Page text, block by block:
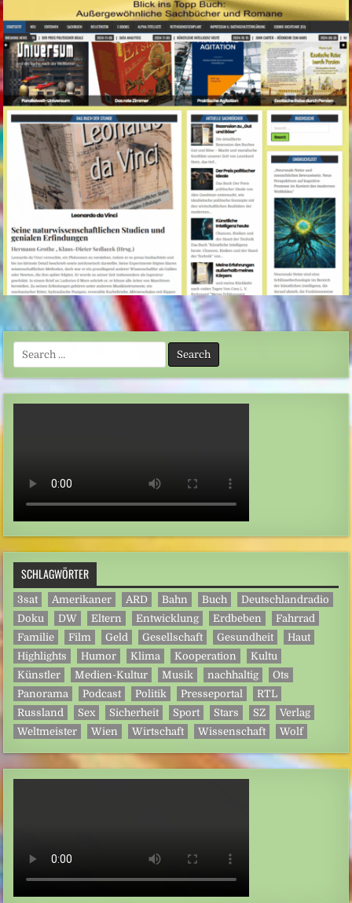
Search
for:
SCHLAGWÖRTER
3sat Amerikaner ARD Bahn Buch
Deutschlandradio
Doku
DW Eltern Entwicklung Erdbeben
Fahrrad
Familie
Film Geld Gesellschaft Gesundheit
Haut
Highlights
Humor Klima Kooperation
Kultu
Künstler
Medien-Kultur Musik nachhaltig
Ots
Panorama
Podcast Politik Presseportal
RTL
Russland
Sex Sicherheit Sport Stars SZ
Verlag
Weltmeister
Wien Wirtschaft Wissenschaft Wolf